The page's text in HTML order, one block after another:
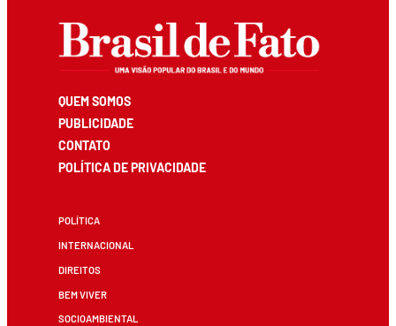
QUEM SOMOS
PUBLICIDADE
CONTATO
POLÍTICA DE PRIVACIDADE
POLÍTICA
INTERNACIONAL
DIREITOS
BEM VIVER
SOCIOAMBIENTAL